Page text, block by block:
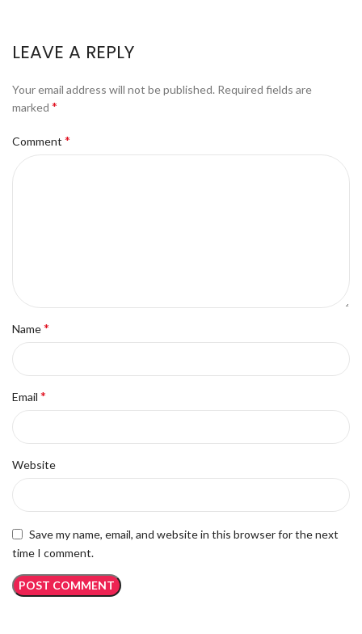
LEAVE A REPLY
Your email address will not be published. Required fields are
marked *
Comment *
Name*
Email *
Website
Save my name, email, and website in this browser for the next
time I comment.